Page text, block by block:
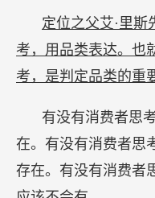
定位之父艾·里
考，用品类表达。也
考，是判定品类的重
有没有消费者思
在。有没有消费者思
存在。有没有消费者